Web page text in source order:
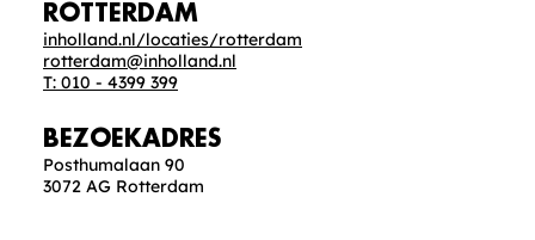
ROTTERDAM
inholland.nl/locaties/rotterdam
rotterdam@inholland.nl
T: 010 - 4399 399
BEZOEKADRES
Posthumalaan 90
3072 AG Rotterdam